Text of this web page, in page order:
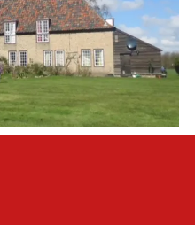
s
t
a
r
c
h